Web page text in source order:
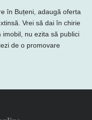
în Buțeni, adaugă oferta
Vrei să dai în chirie
nu ezita să publici
de o promovare